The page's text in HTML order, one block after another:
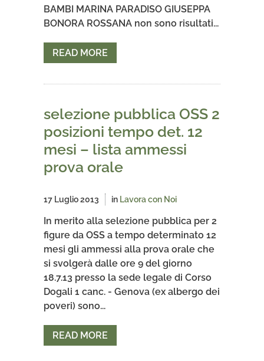
BAMBI MARINA PARADISO GIUSEPPA
BONORA ROSSANA non sono risultati...
READ MORE
selezione pubblica OSS 2
posizioni tempo det. 12
mesi – lista ammessi
prova orale
17 Luglio 2013 in Lavora con Noi
In merito alla selezione pubblica per 2
figure da OSS a tempo determinato 12
mesi gli ammessi alla prova orale che
si svolgerà dalle ore 9 del giorno
18.7.13 presso la sede legale di Corso
Dogali 1 canc. - Genova (ex albergo dei
poveri) sono...
READ MORE